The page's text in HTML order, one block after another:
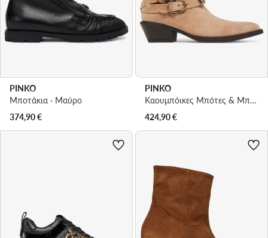
PINKO
Μποτάκια · Μαύρο
374,90€
PINKO
Καουμπόικες Μπότες & Μποτάκια · Μπεζ
424,90€